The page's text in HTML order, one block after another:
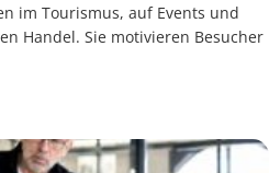
im Tou­ris­mus, auf Events und
Han­del. Sie moti­vie­ren Besu­cher